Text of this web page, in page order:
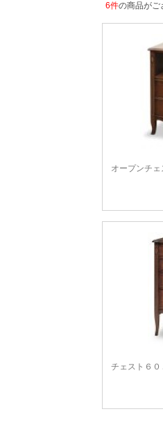
6件の商品がご
オープンチ
チェスト６